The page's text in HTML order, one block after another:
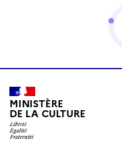
MINISTÈRE
DE LA CULTURE